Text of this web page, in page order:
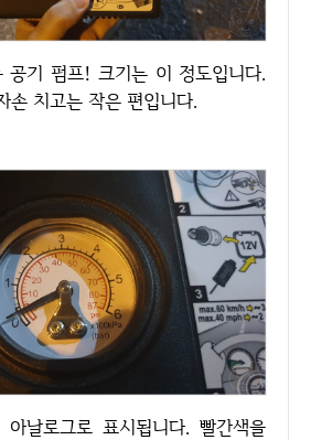
손 치고는 작은 편입니다.